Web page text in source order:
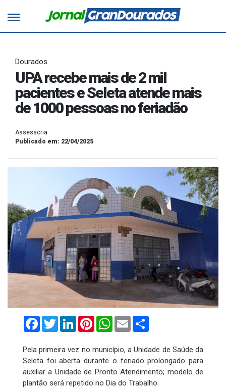
Dourados
UPA recebe mais de 2 mil
pacientes e Seleta atende mais
de 1000 pessoas no feriadão
Assessoria
Publicado em: 22/04/2025
FacebookTwitterLinkedInPinterestWhatsApp
Email
Pela primeira vez no município, a Unidade de Saúde da
Seleta foi aberta durante o feriado prolongado para
auxiliar a Unidade de Pronto Atendimento; modelo de
plantão será repetido no Dia do Trabalho